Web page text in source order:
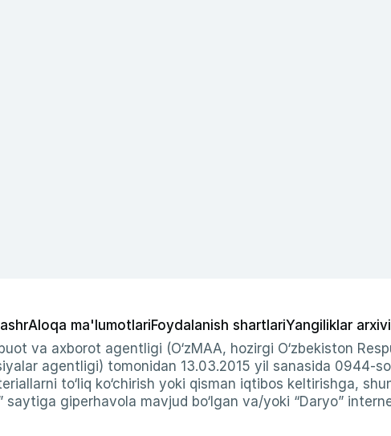
Aloqa ma'lumotlariFoydalanish shartlariYangiliklar arxivi
va axborot agentligi (O‘zMAA, hozirgi O‘zbekiston
agentligi) tomonidan 13.03.2015 yil sanasida 0944-
to‘liq ko‘chirish yoki qisman iqtibos keltirishga,
giperhavola mavjud bo‘lgan va/yoki “Daryo”